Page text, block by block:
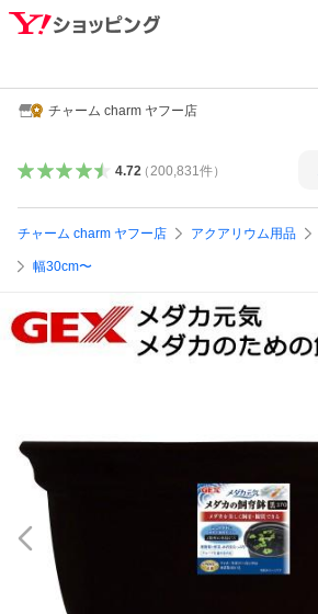
チャーム charm ヤフー店
4.72（ 200,831件）
チャーム charm ヤフー店 アクアリウム用品
幅30cm〜